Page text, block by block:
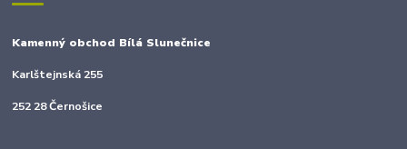
Kamenný obchod Bílá Slunečnice
Karlštejnská 255
252 28 Černošice